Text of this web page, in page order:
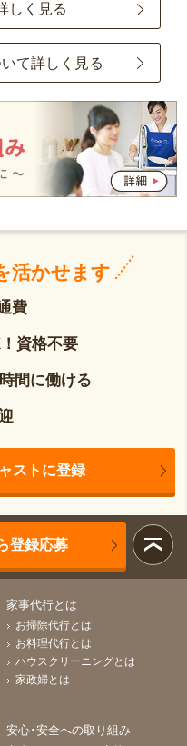
しく見る
て詳しく見る
活かせます
費
資格不要
間に働ける
ストに登録
登録応募
家事代行とは
お掃除代行とは
お料理代行とは
ハウスクリーニングとは
家政婦とは
安心･安全への取り組み